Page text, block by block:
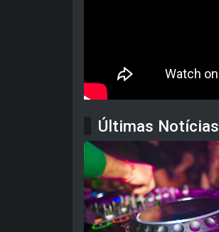
Últimas Notícias